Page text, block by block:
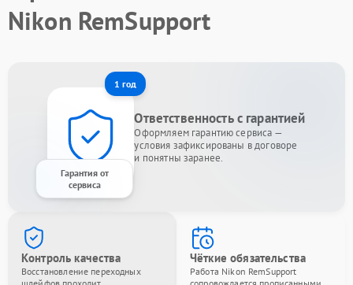
Nikon RemSupport
1 год
Гарантия от
сервиса
Ответственность с гарантией
Оформляем гарантию сервиса —
условия зафиксированы в договоре
и понятны заранее.
Контроль качества
Восстановление переходных
Чёткие обязательства
Работа Nikon RemSupport